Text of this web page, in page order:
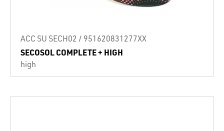
ACC SU SECH02 / 951620831277XX
SECOSOL COMPLETE + HIGH
high